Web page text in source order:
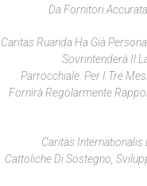
Da Fornitori
Caritas Ruanda Ha Già
Sovrintenderà Il
Parrocchiale. Per I Tre
Fornirà Regolarmente
Caritas
Cattoliche Di Sostegno,